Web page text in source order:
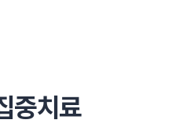
#척추압박골절
#허리디스크
중치료